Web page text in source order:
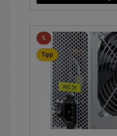
%Rabatt
Tipp